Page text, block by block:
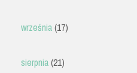
września(17)
sierpnia(21)